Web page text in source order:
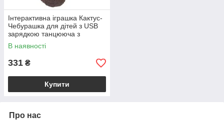
Інтерактивна іграшка Кактус-
Чебурашка для дітей з USB
зарядкою танцююча з
піснями і світлодіодами
В наявності
331 ₴
Купити
Про нас